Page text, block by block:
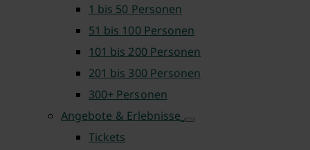
1 bis 50 Personen
51 bis 100 Personen
101 bis 200 Personen
201 bis 300 Personen
300+ Personen
Angebote & Erlebnisse
Tickets